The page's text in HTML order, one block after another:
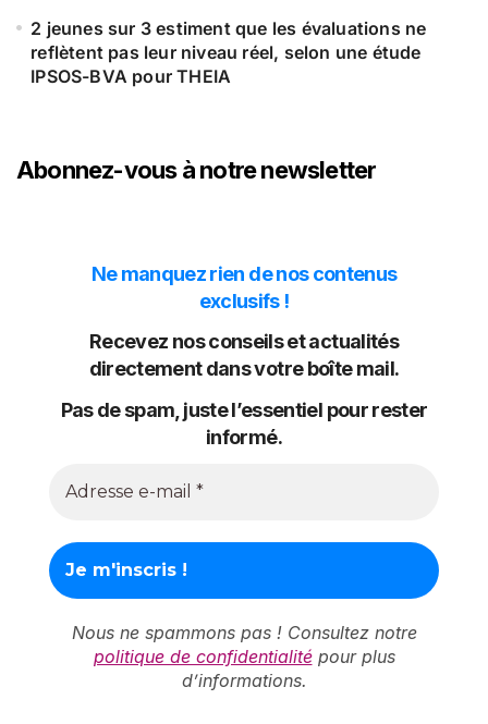
2 jeunes sur 3 estiment que les évaluations ne
reflètent pas leur niveau réel, selon une étude
IPSOS-BVA pour THEIA
Abonnez-vous à notre newsletter
Ne manquez rien de nos contenus
exclusifs !
Recevez nos conseils et actualités
directement dans votre boîte mail.
Pas de spam, juste l’essentiel pour rester
informé.
Nous ne spammons pas ! Consultez notre
politique de confidentialitépour plus
d’informations.